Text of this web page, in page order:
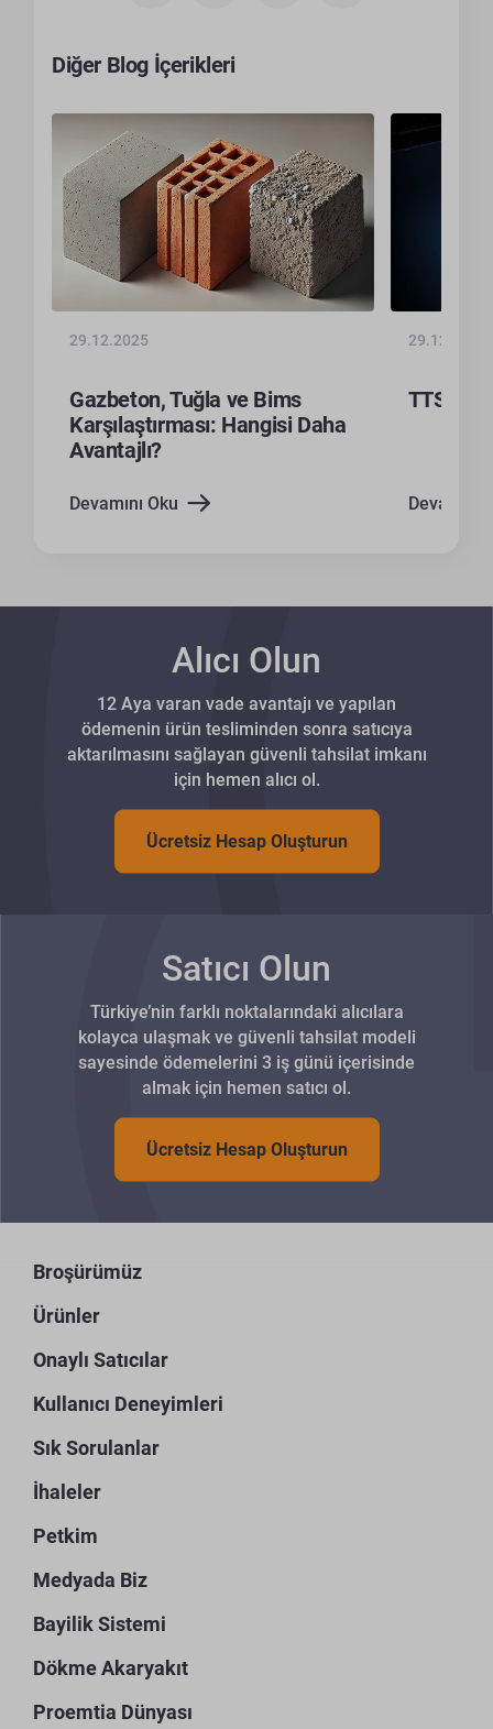
Diğer Blog İçerikleri
29.12.2025
Gazbeton, Tuğla ve Bims
Karşılaştırması: Hangisi Daha
Avantajlı?
Devamını Oku
29.12.2025
TTS
Devamını
Alıcı Olun
12 Aya varan vade avantajı ve yapılan
ödemenin ürün tesliminden sonra satıcıya
aktarılmasını sağlayan güvenli tahsilat imkanı
için hemen alıcı ol.
Ücretsiz Hesap Oluşturun
Satıcı Olun
Türkiye’nin farklı noktalarındaki alıcılara
kolayca ulaşmak ve güvenli tahsilat modeli
sayesinde ödemelerini 3 iş günü içerisinde
almak için hemen satıcı ol.
Ücretsiz Hesap Oluşturun
Broşürümüz
Ürünler
Onaylı Satıcılar
Kullanıcı Deneyimleri
Sık Sorulanlar
İhaleler
Petkim
Medyada Biz
Bayilik Sistemi
Dökme Akaryakıt
Proemtia Dünyası